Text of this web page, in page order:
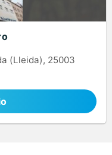
(Lleida), 25003